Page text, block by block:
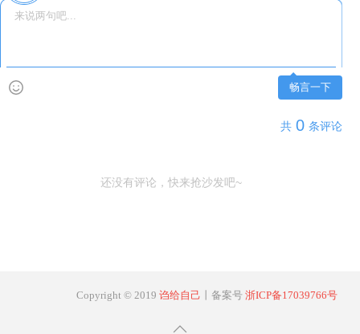
畅言一下
共 0 条评论
还没有评论，快来抢沙发吧~
Copyright © 2019 诌给自己 丨备案号 浙ICP备17039766号